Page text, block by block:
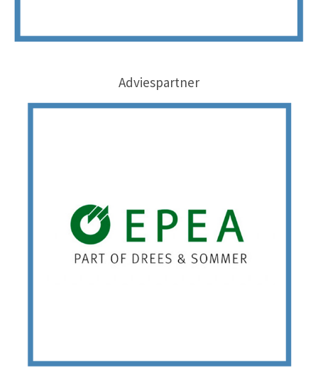
Adviespartner